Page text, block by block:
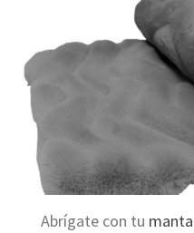
Abrígate con tu manta